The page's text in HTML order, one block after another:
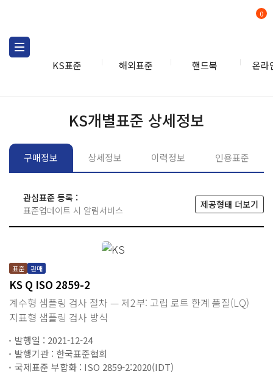
KS표준 해외표준 핸드북 온라
0
KS개별표준 상세정보
구매정보 상세정보 이력정보 인용표준
관심표준 등록 :
표준업데이트 시 알림서비스
제공형태 더보기
표준 판매
KS Q ISO 2859-2
계수형 샘플링 검사 절차 — 제2부: 고립 로트 한계 품질(LQ)
지표형 샘플링 검사 방식
발행일 : 2021-12-24
발행기관 : 한국표준협회
국제표준 부합화 : ISO 2859-2:2020(IDT)